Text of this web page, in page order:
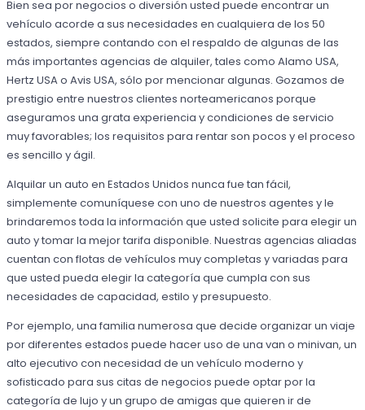
Bien sea por negocios o diversión usted puede encontrar un
vehículo acorde a sus necesidades en cualquiera de los 50
estados, siempre contando con el respaldo de algunas de las
más importantes agencias de alquiler, tales como Alamo USA,
Hertz USA o Avis USA, sólo por mencionar algunas. Gozamos de
prestigio entre nuestros clientes norteamericanos porque
aseguramos una grata experiencia y condiciones de servicio
muy favorables; los requisitos para rentar son pocos y el proceso
es sencillo y ágil.
Alquilar un auto en Estados Unidos nunca fue tan fácil,
simplemente comuníquese con uno de nuestros agentes y le
brindaremos toda la información que usted solicite para elegir un
auto y tomar la mejor tarifa disponible. Nuestras agencias aliadas
cuentan con flotas de vehículos muy completas y variadas para
que usted pueda elegir la categoría que cumpla con sus
necesidades de capacidad, estilo y presupuesto.
Por ejemplo, una familia numerosa que decide organizar un viaje
por diferentes estados puede hacer uso de una van o minivan, un
alto ejecutivo con necesidad de un vehículo moderno y
sofisticado para sus citas de negocios puede optar por la
categoría de lujo y un grupo de amigas que quieren ir de